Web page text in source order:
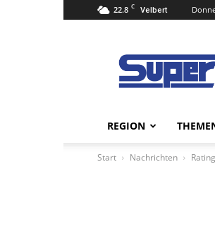
22.8 C Velbert
REGION
Start Nachrichten